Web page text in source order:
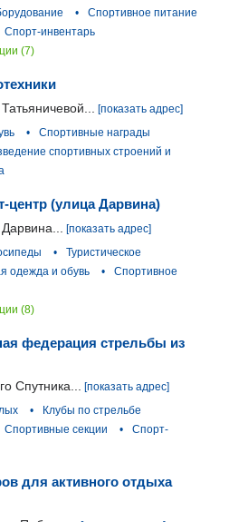
•
Спортивное питание
Спорт-инвентарь
(7)
[показать адрес]
•
Спортивные награды
спортивных строений и
центр (улица Дарвина)
[показать адрес]
•
Туристическое
одежда и обувь •
Спортивное
(8)
федерация стрельбы из
Спутника...
[показать адрес]
•
Клубы по стрельбе
Спортивные секции •
Спорт-
для активного отдыха